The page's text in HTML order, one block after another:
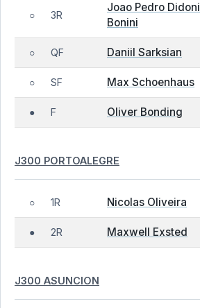
○ 3R
Joao Pedro Didoni
Bonini
○ QF Daniil Sarksian
○ SF Max Schoenhaus
● F Oliver Bonding
J300 PORTOALEGRE
○ 1R Nicolas Oliveira
● 2R Maxwell Exsted
J300 ASUNCION